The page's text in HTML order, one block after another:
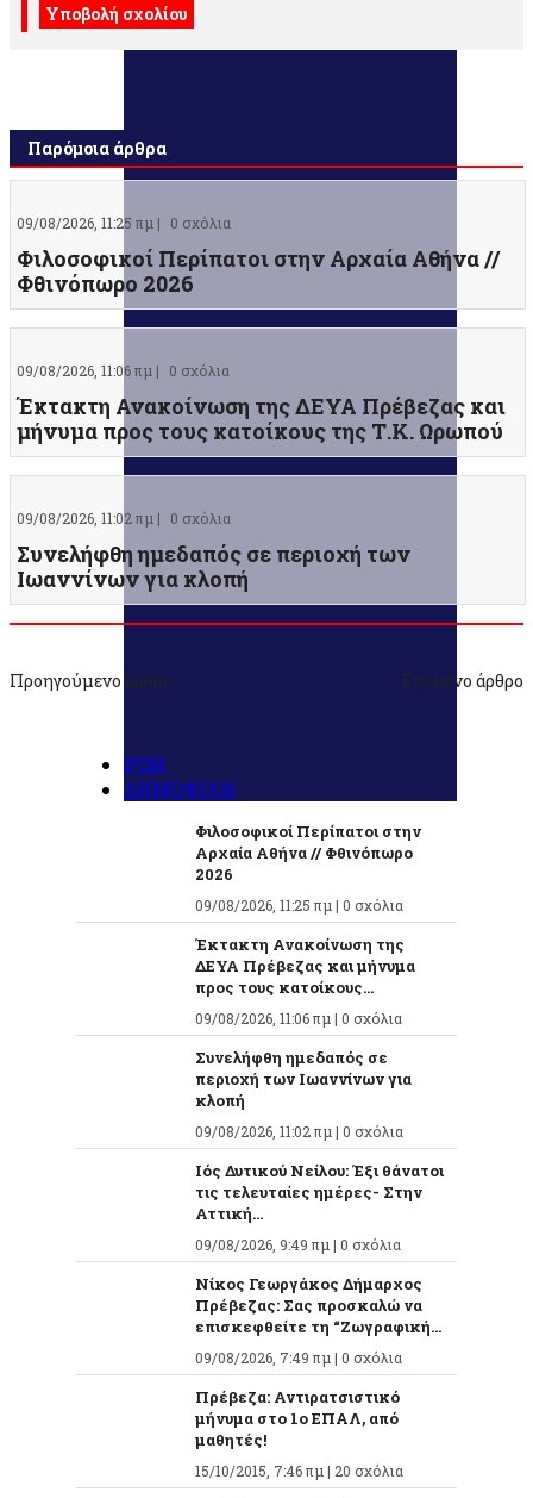
Παρόμοια άρθρα
09/08/2026, 11:25 πμ | 0 σχόλια
Φιλοσοφικοί Περίπατοι στην Αρχαία Αθήνα //
Φθινόπωρο 2026
09/08/2026, 11:06 πμ | 0 σχόλια
Έκτακτη Ανακοίνωση της ΔΕΥΑ Πρέβεζας και
μήνυμα προς τους κατοίκους της Τ.Κ. Ωρωπού
09/08/2026, 11:02 πμ | 0 σχόλια
Συνελήφθη ημεδαπός σε περιοχή των
Ιωαννίνων για κλοπή
Προηγούμενο άρθρο Επόμενο άρθρο
ΡΟΗ
ΔΗΜΟΦΙΛΗ
Φιλοσοφικοί Περίπατοι στην
Αρχαία Αθήνα // Φθινόπωρο
2026
09/08/2026, 11:25 πμ | 0 σχόλια
Έκτακτη Ανακοίνωση της
ΔΕΥΑ Πρέβεζας και μήνυμα
προς τους κατοίκους...
09/08/2026, 11:06 πμ | 0 σχόλια
Συνελήφθη ημεδαπός σε
περιοχή των Ιωαννίνων για
κλοπή
09/08/2026, 11:02 πμ | 0 σχόλια
Ιός Δυτικού Νείλου: Έξι θάνατοι
τις τελευταίες ημέρες- Στην
Αττική...
09/08/2026, 9:49 πμ | 0 σχόλια
Νίκος Γεωργάκος Δήμαρχος
Πρέβεζας: Σας προσκαλώ να
επισκεφθείτε τη “Ζωγραφική...
09/08/2026, 7:49 πμ | 0 σχόλια
Πρέβεζα: Αντιρατσιστικό
μήνυμα στο 1ο ΕΠΑΛ, από
μαθητές!
15/10/2015, 7:46 πμ | 20 σχόλια